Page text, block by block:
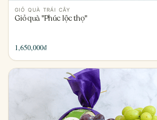
GIỎ QUÀ TRÁI CÂY
Giỏ quà "Phúc lộc thọ"
1,650,000₫